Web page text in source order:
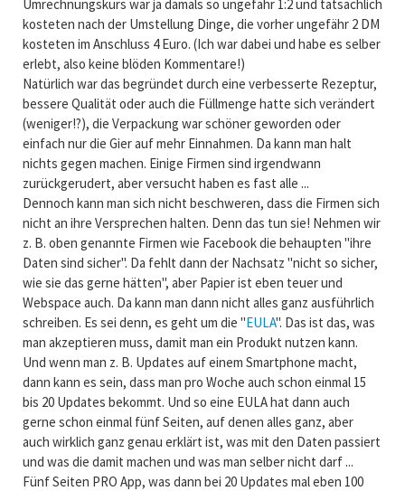
Umrechnungskurs war ja damals so ungefähr 1:2 und tatsächlich
kosteten nach der Umstellung Dinge, die vorher ungefähr 2 DM
kosteten im Anschluss 4 Euro. (Ich war dabei und habe es selber
erlebt, also keine blöden Kommentare!)
Natürlich war das begründet durch eine verbesserte Rezeptur,
bessere Qualität oder auch die Füllmenge hatte sich verändert
(weniger!?), die Verpackung war schöner geworden oder
einfach nur die Gier auf mehr Einnahmen. Da kann man halt
nichts gegen machen. Einige Firmen sind irgendwann
zurückgerudert, aber versucht haben es fast alle ...
Dennoch kann man sich nicht beschweren, dass die Firmen sich
nicht an ihre Versprechen halten. Denn das tun sie! Nehmen wir
z. B. oben genannte Firmen wie Facebook die behaupten "ihre
Daten sind sicher". Da fehlt dann der Nachsatz "nicht so sicher,
wie sie das gerne hätten", aber Papier ist eben teuer und
Webspace auch. Da kann man dann nicht alles ganz ausführlich
schreiben. Es sei denn, es geht um die "EULA". Das ist das, was
man akzeptieren muss, damit man ein Produkt nutzen kann.
Und wenn man z. B. Updates auf einem Smartphone macht,
dann kann es sein, dass man pro Woche auch schon einmal 15
bis 20 Updates bekommt. Und so eine EULA hat dann auch
gerne schon einmal fünf Seiten, auf denen alles ganz, aber
auch wirklich ganz genau erklärt ist, was mit den Daten passiert
und was die damit machen und was man selber nicht darf ...
Fünf Seiten PRO App, was dann bei 20 Updates mal eben 100